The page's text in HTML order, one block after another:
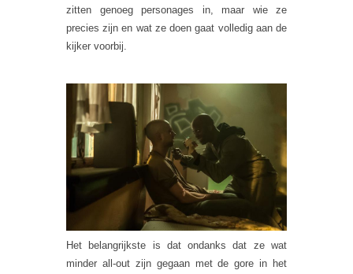
zitten genoeg personages in, maar wie ze
precies zijn en wat ze doen gaat volledig aan de
kijker voorbij.
Het belangrijkste is dat ondanks dat ze wat
minder all-out zijn gegaan met de gore in het